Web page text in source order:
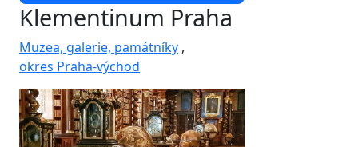
Klementinum Praha
Muzea, galerie, památníky ,
okres Praha-východ